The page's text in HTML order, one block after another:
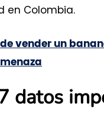
en Colombia.
vender un
datos